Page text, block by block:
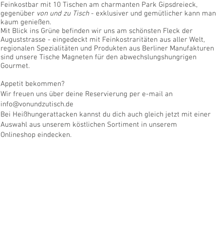
Feinkostbar mit 10 Tischen am charmanten Park Gipsdreieck,
gegenüber von und zu Tisch - exklusiver und gemütlicher kann man
kaum genießen.
Mit Blick ins Grüne befinden wir uns am schönsten Fleck der
Auguststrasse - eingedeckt mit Feinkostraritäten aus aller Welt,
regionalen Spezialitäten und Produkten aus Berliner Manufakturen
sind unsere Tische Magneten für den abwechslungshungrigen
Gourmet.
Appetit bekommen?
Wir freuen uns über deine Reservierung per e-mail an
info@vonundzutisch.de
Bei Heißhungerattacken kannst du dich auch gleich jetzt mit einer
Auswahl aus unserem köstlichen Sortiment in unserem
Onlineshop eindecken.